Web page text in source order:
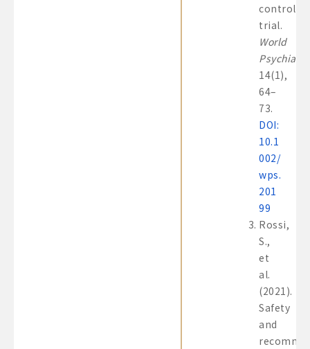
trial.
World
Psychiatry
14(1),
64–
73.
DOI:
10.1
002/
wps.
201
99
Rossi,
S.,
et
al.
(2021).
Safety
and